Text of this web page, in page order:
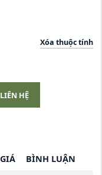
Xóa thuộc tính
LIÊN HỆ
BÌNH LUẬN